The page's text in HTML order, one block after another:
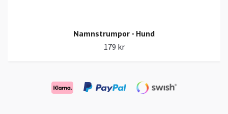
Namnstrumpor - Hund
179 kr